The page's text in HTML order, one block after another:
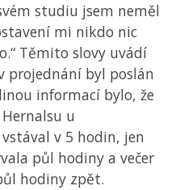
studiu jsem neměl
mi nikdo nic
Těmito slovy uvádí
projednání byl poslán
informací bylo, že
u
v 5 hodin, jen
půl hodiny a večer
hodiny zpět.